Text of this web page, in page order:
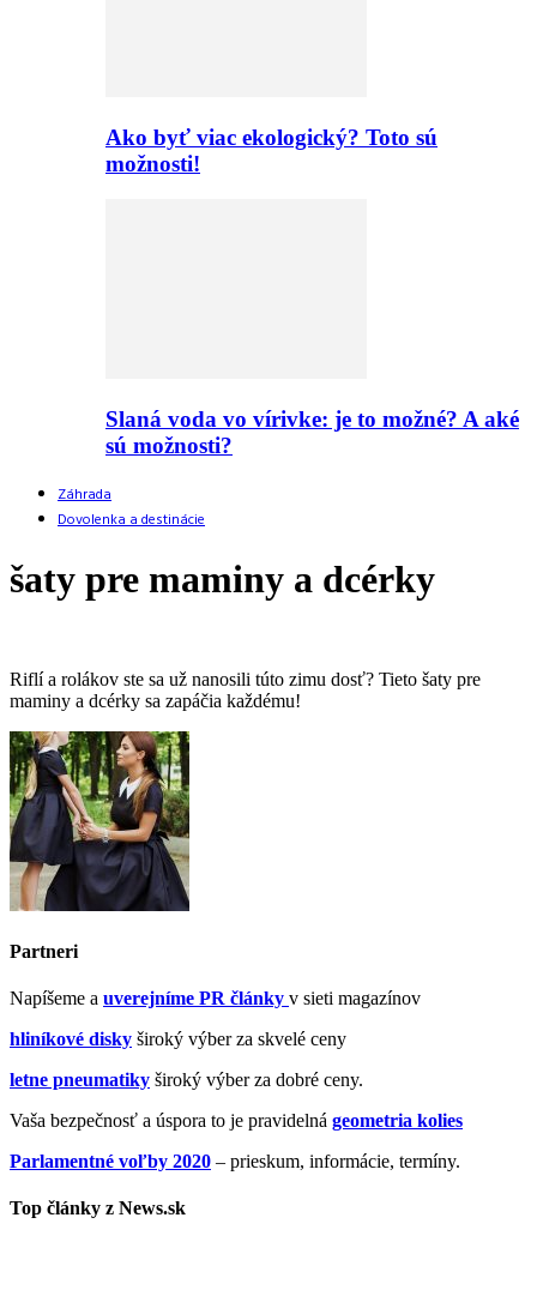
Ako byť viac ekologický? Toto sú
možnosti!
Slaná voda vo vírivke: je to možné? A aké
sú možnosti?
Záhrada
Dovolenka a destinácie
šaty pre maminy a dcérky
Riflí a rolákov ste sa už nanosili túto zimu dosť? Tieto šaty pre
maminy a dcérky sa zapáčia každému!
Partneri
Napíšeme a uverejníme PR články v sieti magazínov
hliníkové disky široký výber za skvelé ceny
letne pneumatiky široký výber za dobré ceny.
Vaša bezpečnosť a úspora to je pravidelná geometria kolies
Parlamentné voľby 2020 – prieskum, informácie, termíny.
Top články z News.sk